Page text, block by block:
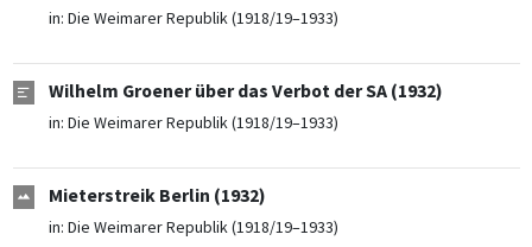
in: Die Weimarer Republik (1918/19–1933)
Wilhelm Groener über das Verbot der SA (1932)
in: Die Weimarer Republik (1918/19–1933)
Mieterstreik Berlin (1932)
in: Die Weimarer Republik (1918/19–1933)